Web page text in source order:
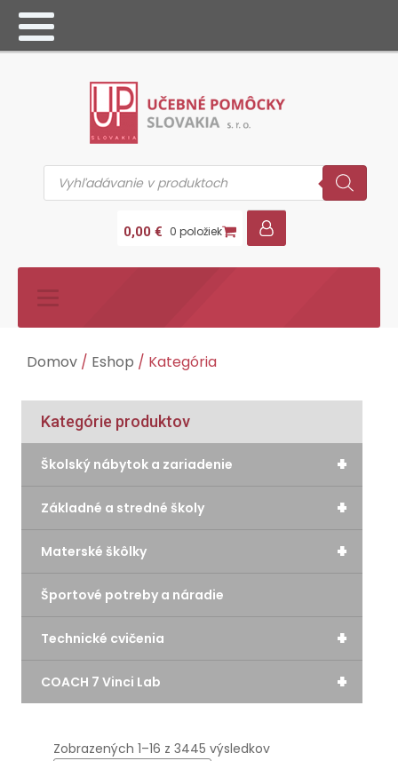
Products
search
0,00 € 0 položiek
Domov / Eshop / Kategória
Kategórie produktov
+
Školský nábytok a zariadenie
+
Základné a stredné školy
+
Materské škôlky
Športové potreby a náradie
+
Technické cvičenia
+
COACH 7 Vinci Lab
Zobrazených 1–16 z 3445 výsledkov